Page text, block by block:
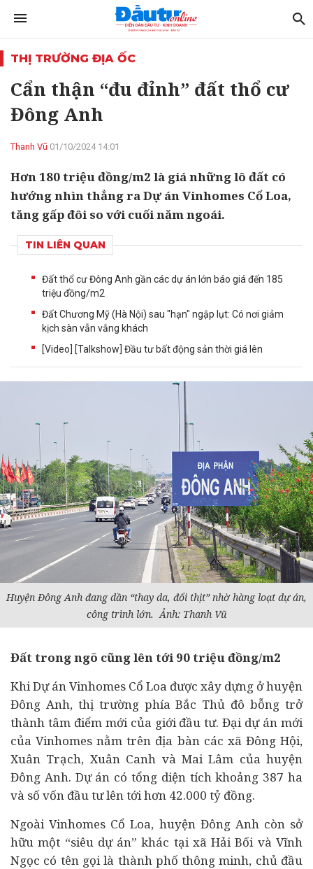
THỊ TRƯỜNG ĐỊA ỐC
Cẩn thận “đu đỉnh” đất thổ cư
Đông Anh
Thanh Vũ 01/10/2024 14:01
Hơn 180 triệu đồng/m2 là giá những lô đất có
hướng nhìn thẳng ra Dự án Vinhomes Cổ Loa,
tăng gấp đôi so với cuối năm ngoái.
TIN LIÊN QUAN
Đất thổ cư Đông Anh gần các dự án lớn báo giá đến 185
triệu đồng/m2
Đất Chương Mỹ (Hà Nội) sau "hạn" ngập lụt: Có nơi giảm
kịch sàn vẫn vắng khách
[Video] [Talkshow] Đầu tư bất động sản thời giá lên
Huyện Đông Anh đang dần “thay da, đổi thịt” nhờ hàng loạt dự án,
công trình lớn. Ảnh: Thanh Vũ
Đất trong ngõ cũng lên tới 90 triệu đồng/m2
Khi Dự án Vinhomes Cổ Loa được xây dựng ở huyện
Đông Anh, thị trường phía Bắc Thủ đô bỗng trở
thành tâm điểm mới của giớiđầu tư. Đại dự án mới
của Vinhomes nằm trên địa bàn các xã Đông Hội,
Xuân Trạch, Xuân Canh và Mai Lâm của huyện
Đông Anh. Dự án có tổng diện tích khoảng 387 ha
và số vốn đầu tư lên tới hơn 42.000 tỷ đồng.
Ngoài Vinhomes Cổ Loa, huyện Đông Anh còn sở
hữu một “siêu dự án” khác tại xã Hải Bối và Vĩnh
Ngọc có tên gọi là thành phố thông minh, chủ đầu